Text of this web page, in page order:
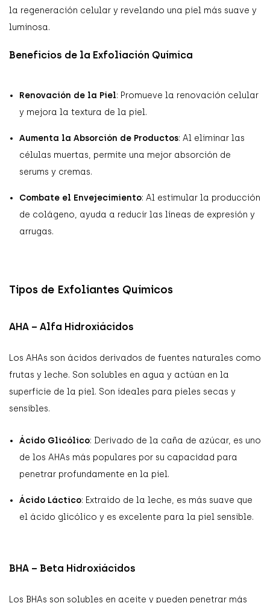
la regeneración celular y revelando una piel más suave y
luminosa.
Beneficios de la Exfoliación Química
Renovación de la Piel: Promueve la renovación celular
y mejora la textura de la piel.
Aumenta la Absorción de Productos: Al eliminar las
células muertas, permite una mejor absorción de
serums y cremas.
Combate el Envejecimiento: Al estimular la producción
de colágeno, ayuda a reducir las líneas de expresión y
arrugas.
Tipos de Exfoliantes Químicos
AHA – Alfa Hidroxiácidos
Los AHAs son ácidos derivados de fuentes naturales como
frutas y leche. Son solubles en agua y actúan en la
superficie de la piel. Son ideales para pieles secas y
sensibles.
Ácido Glicólico: Derivado de la caña de azúcar, es uno
de los AHAs más populares por su capacidad para
penetrar profundamente en la piel.
Ácido Láctico: Extraído de la leche, es más suave que
el ácido glicólico y es excelente para la piel sensible.
BHA – Beta Hidroxiácidos
Los BHAs son solubles en aceite y pueden penetrar más